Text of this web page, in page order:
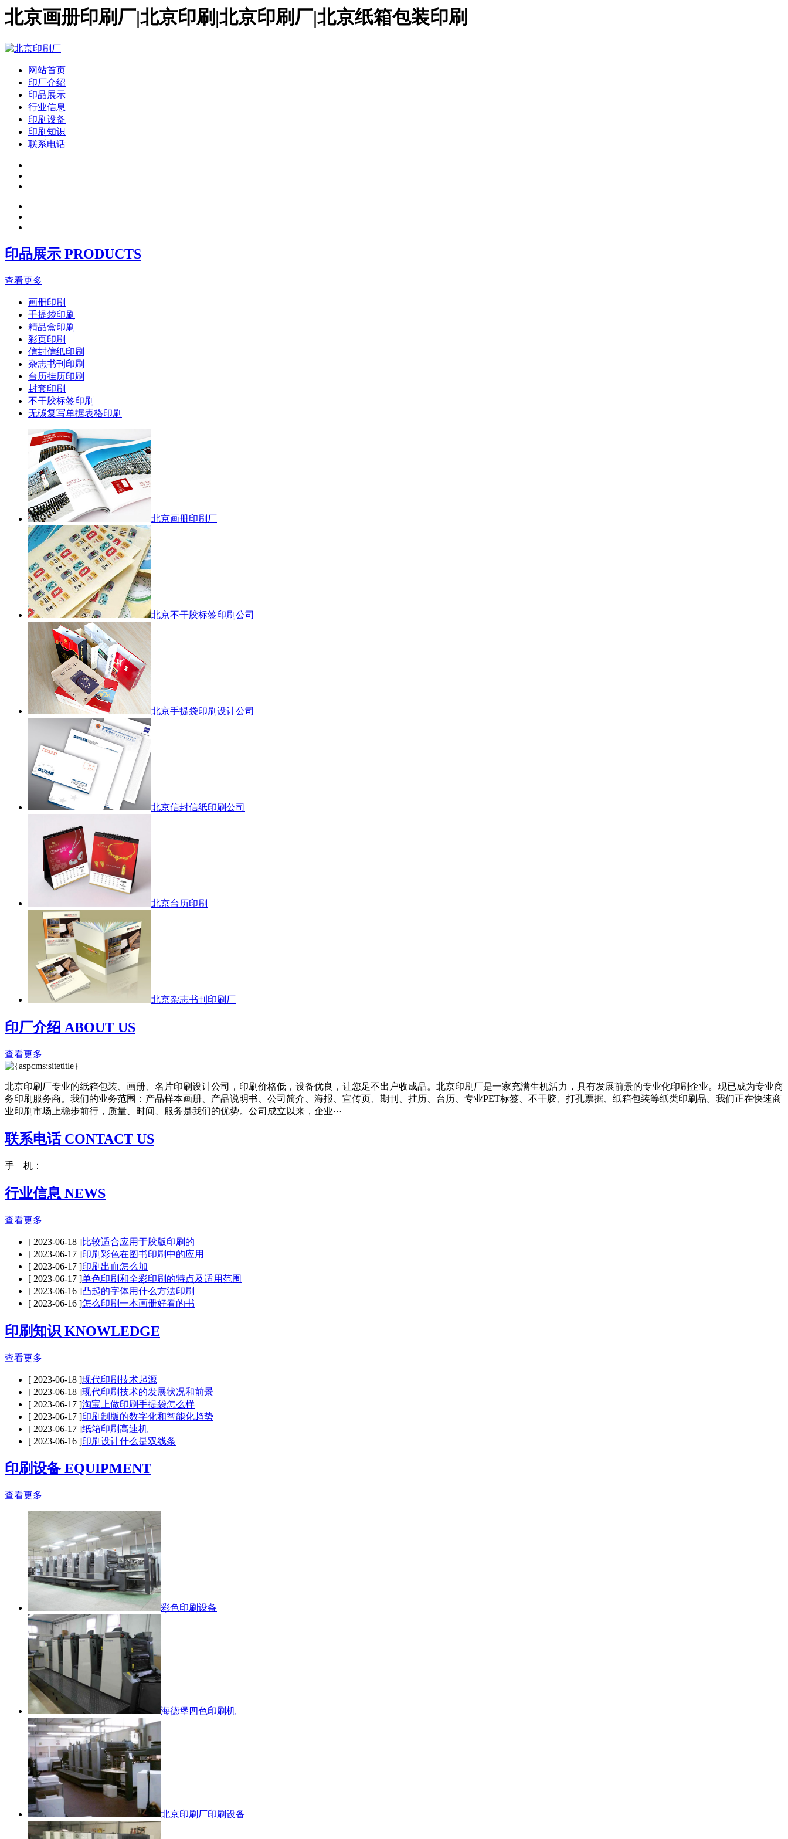
北京画册印刷厂|北京印刷|北京印刷厂|北京纸箱包装印刷
网站首页
印厂介绍
印品展示
行业信息
印刷设备
印刷知识
联系电话
印品展示 PRODUCTS
查看更多
画册印刷
手提袋印刷
精品盒印刷
彩页印刷
信封信纸印刷
杂志书刊印刷
台历挂历印刷
封套印刷
不干胶标签印刷
无碳复写单据表格印刷
北京画册印刷厂
北京不干胶标签印刷公司
北京手提袋印刷设计公司
北京信封信纸印刷公司
北京台历印刷
北京杂志书刊印刷厂
印厂介绍 ABOUT US
查看更多
北京印刷厂专业的纸箱包装、画册、名片印刷设计公司，印刷价格低，设备优良，让您足不出户收成品。北京印刷厂是一家充满生机活力，具有发展前景的专业化印刷企业。现已成为专业商
务印刷服务商。我们的业务范围：产品样本画册、产品说明书、公司简介、海报、宣传页、期刊、挂历、台历、专业PET标签、不干胶、打孔票据、纸箱包装等纸类印刷品。我们正在快速商
业印刷市场上稳步前行，质量、时间、服务是我们的优势。公司成立以来，企业···
联系电话 CONTACT US
手 机：
行业信息 NEWS
查看更多
[ 2023-06-18 ]比较适合应用于胶版印刷的
[ 2023-06-17 ]印刷彩色在图书印刷中的应用
[ 2023-06-17 ]印刷出血怎么加
[ 2023-06-17 ]单色印刷和全彩印刷的特点及适用范围
[ 2023-06-16 ]凸起的字体用什么方法印刷
[ 2023-06-16 ]怎么印刷一本画册好看的书
印刷知识 KNOWLEDGE
查看更多
[ 2023-06-18 ]现代印刷技术起源
[ 2023-06-18 ]现代印刷技术的发展状况和前景
[ 2023-06-17 ]淘宝上做印刷手提袋怎么样
[ 2023-06-17 ]印刷制版的数字化和智能化趋势
[ 2023-06-17 ]纸箱印刷高速机
[ 2023-06-16 ]印刷设计什么是双线条
印刷设备 EQUIPMENT
查看更多
彩色印刷设备
海德堡四色印刷机
北京印刷厂印刷设备